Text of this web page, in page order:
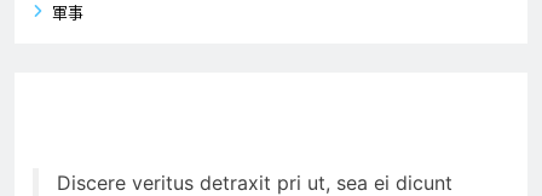
軍事
Discere veritus detraxit pri ut, sea ei dicunt